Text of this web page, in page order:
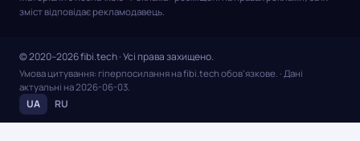
зміст відповідає рекламодавець.
© 2020–2026 fibi.tech · Усі права захищено.
Умова цитування: гіперпосилання на fibi.tech обов’язкове. · Дані
актуальні на2026-06-03
UA RU